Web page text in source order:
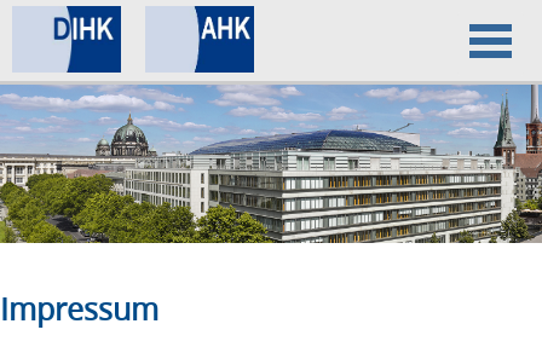
Home
Datenschutz
Impressum
Impressum